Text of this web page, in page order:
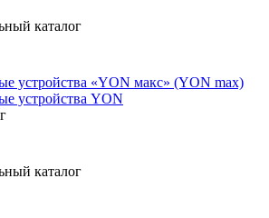
каталог
устройства «YON макс» (YON max)
устройства YON
каталог